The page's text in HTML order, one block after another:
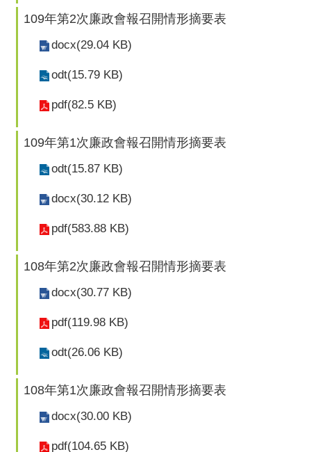
109年第2次廉政會報召開情形摘要表
docx(29.04 KB)
odt(15.79 KB)
pdf(82.5 KB)
109年第1次廉政會報召開情形摘要表
odt(15.87 KB)
docx(30.12 KB)
pdf(583.88 KB)
108年第2次廉政會報召開情形摘要表
docx(30.77 KB)
pdf(119.98 KB)
odt(26.06 KB)
108年第1次廉政會報召開情形摘要表
docx(30.00 KB)
pdf(104.65 KB)